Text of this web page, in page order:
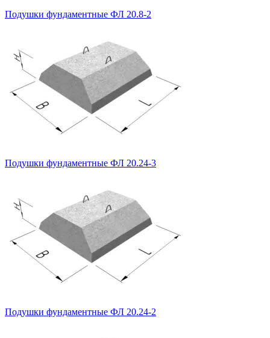
Подушки фундаментные ФЛ 20.8-2
Подушки фундаментные ФЛ 20.24-3
Подушки фундаментные ФЛ 20.24-2